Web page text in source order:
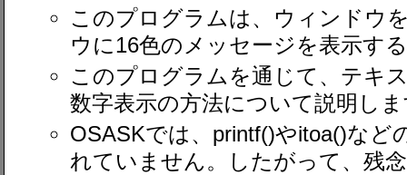
このプログラムは、ウィンドウ
ウに16色のメッセージを表示す
このプログラムを通じて、テキ
数字表示の方法について説明し
OSASKでは、printf()やitoa()など
れていません。したがって、残